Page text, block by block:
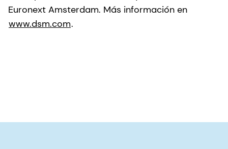
Euronext Amsterdam. Más información en
www.dsm.com.